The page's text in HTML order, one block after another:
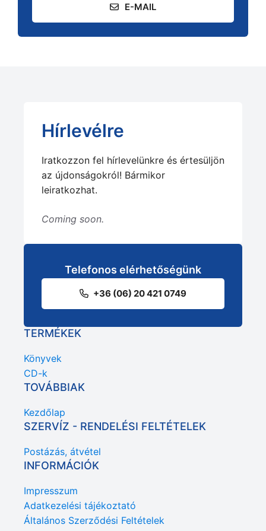
E-MAIL
Hírlevélre
Iratkozzon fel hírlevelünkre és értesüljön
az újdonságokról! Bármikor
leiratkozhat.
Coming soon.
Telefonos elérhetőségünk
+36 (06) 20 421 0749
TERMÉKEK
Könyvek
CD-k
TOVÁBBIAK
Kezdőlap
SZERVÍZ - RENDELÉSI FELTÉTELEK
Postázás, átvétel
INFORMÁCIÓK
Impresszum
Adatkezelési tájékoztató
Általános Szerződési Feltételek